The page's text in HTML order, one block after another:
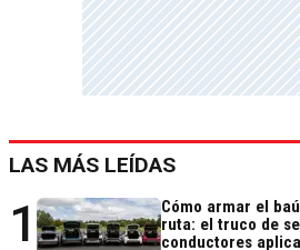
LAS MÁS LEÍDAS
1
Cómo armar el
ruta: el truco de
conductores